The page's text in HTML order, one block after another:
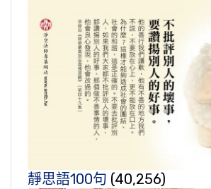
靜思語100句 (40,256)